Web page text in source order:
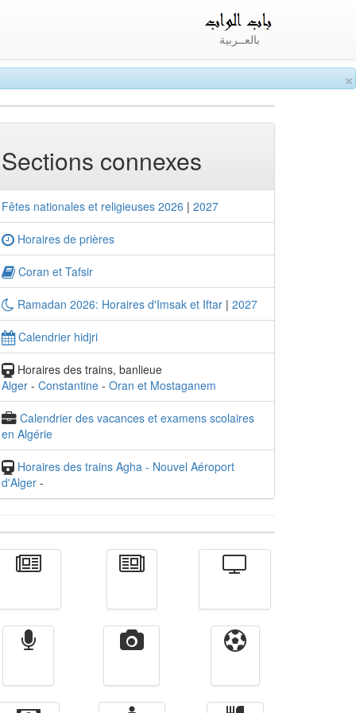
×
بالعــربية
Sections connexes
Fêtes nationales et religieuses 2026 | 2027
Horaires de prières
Coran et Tafsir
Ramadan 2026: Horaires d'Imsak et Iftar | 2027
Calendrier hidjri
Horaires des trains, banlieue
Alger - Constantine - Oran et Mostaganem
Calendrier des vacances et examens scolaires
en Algérie
Horaires des trains Agha - Nouvel Aéroport
d'Alger -